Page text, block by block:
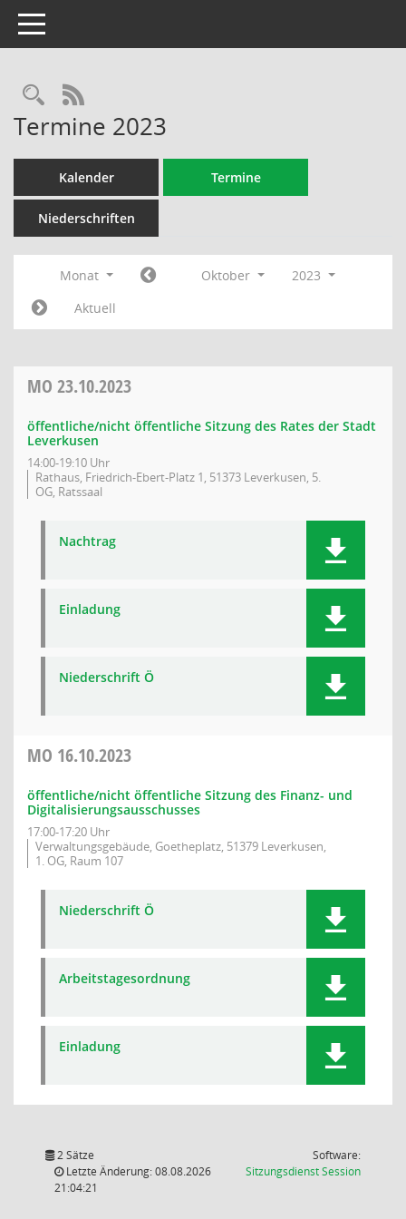
Toggle navigation
Rechercheauswahl
RSS-Feed
Termine 2023
Kalender Termine
Niederschriften
Monat Oktober
2023
Aktuell
MO 23.10.2023
öffentliche/nicht öffentliche Sitzung des Rates der Stadt
Leverkusen
14:00-19:10 Uhr
Rathaus, Friedrich-Ebert-Platz 1, 51373 Leverkusen, 5.
OG, Ratssaal
Nachtrag
Einladung
Niederschrift Ö
MO 16.10.2023
öffentliche/nicht öffentliche Sitzung des Finanz- und
Digitalisierungsausschusses
17:00-17:20 Uhr
Verwaltungsgebäude, Goetheplatz, 51379 Leverkusen,
1. OG, Raum 107
Niederschrift Ö
Arbeitstagesordnung
Einladung
2 Sätze
Letzte Änderung: 08.08.2026
21:04:21
Software:
SitzungsdienstSession(Wird in